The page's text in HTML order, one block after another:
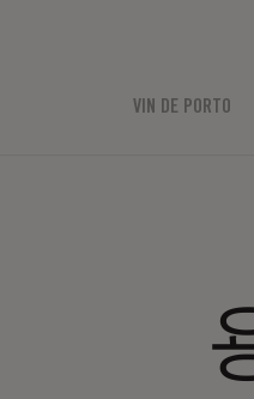
VIN DE PORTO